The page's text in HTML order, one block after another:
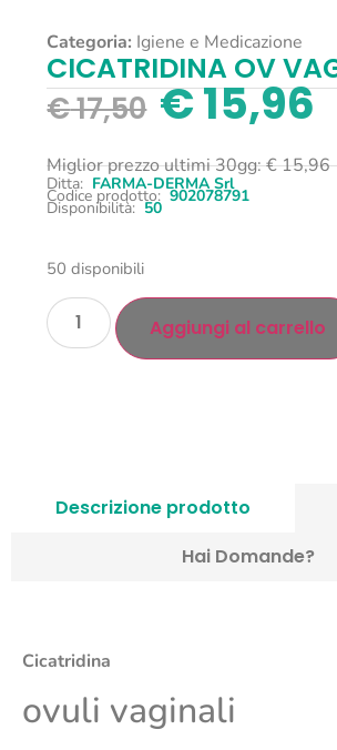
Categoria: Igiene e Medicazione
CICATRIDINA OV
€17,50 €15,96
Miglior prezzo ultimi 30gg:€15,96
Ditta: FARMA-DERMA Srl
Codice prodotto: 902078791
Disponibilità: 50
50 disponibili
Aggiungi al carrello
Descrizione prodotto
Hai Domande?
Cicatridina
ovuli vaginali